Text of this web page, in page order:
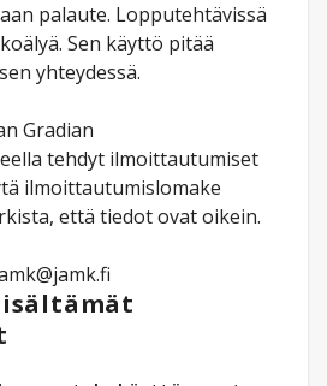
palaute. Lopputehtävissä
Sen käyttö pitää
yhteydessä.
Gradian
tehdyt ilmoittautumiset
ilmoittautumislomake
että tiedot ovat oikein.